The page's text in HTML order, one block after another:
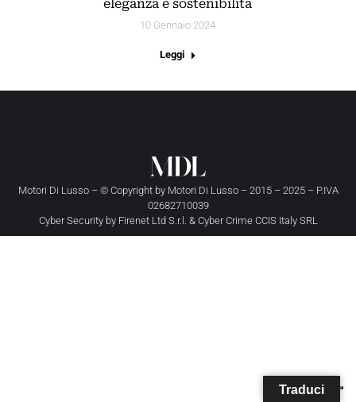
eleganza e sostenibilità
10 Gennaio 2024
Leggi
Motori Di Lusso – © Copyright by Motori Di Lusso– 2015 – 2025 – P.IVA
02682710039
Cyber Security by Firenet Ltd S.r.l. & Cyber Crime CCIS Italy SRL
Traduci